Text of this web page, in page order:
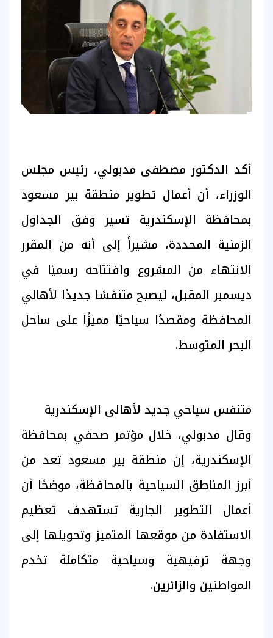
أكد الدكتور مصطفى مدبولي، رئيس مجلس
الوزراء، أن أعمال تطوير منطقة بير مسعود
بمحافظة الإسكندرية تسير وفق الجداول
الزمنية المحددة، مشيراً إلى أنه من المقرر
الانتهاء من المشروع وافتتاحه رسميًا في
ديسمبر المقبل، ليصبح متنفسًا جديدًا لأهالي
المحافظة ومقصدًا سياحيًا مميزًا على ساحل
البحر المتوسط.
متنفس سياحي جديد لأهالى الإسكندرية
وقال مدبولي، خلال مؤتمر صحفي بمحافظة
الإسكندرية، إن منطقة بير مسعود تعد من
أبرز المناطق السياحية بالمحافظة، موضحًا أن
أعمال التطوير الجارية تستهدف تعظيم
الاستفادة من موقعها المتميز وتحويلها إلى
وجهة ترفيهية وسياحية متكاملة تخدم
المواطنين والزائرين.